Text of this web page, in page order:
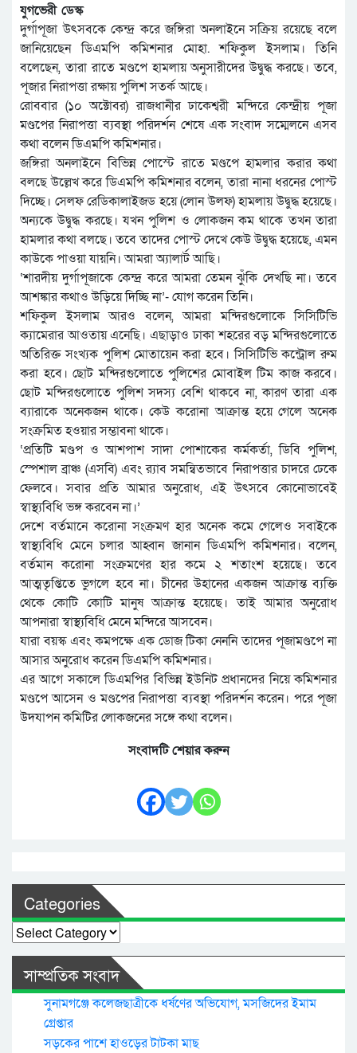
যুগভেরী ডেস্ক
দুর্গাপূজা উৎসবকে কেন্দ্র করে জঙ্গিরা অনলাইনে সক্রিয় রয়েছে বলে
জানিয়েছেন ডিএমপি কমিশনার মোহা. শফিকুল ইসলাম। তিনি
বলেছেন, তারা রাতে মণ্ডপে হামলায় অনুসারীদের উদ্বুদ্ধ করছে। তবে,
পূজার নিরাপত্তা রক্ষায় পুলিশ সতর্ক আছে।
রোববার (১০ অক্টোবর) রাজধানীর ঢাকেশ্বরী মন্দিরে কেন্দ্রীয় পূজা
মণ্ডপের নিরাপত্তা ব্যবস্থা পরিদর্শন শেষে এক সংবাদ সম্মেলনে এসব
কথা বলেন ডিএমপি কমিশনার।
জঙ্গিরা অনলাইনে বিভিন্ন পোস্টে রাতে মণ্ডপে হামলার করার কথা
বলছে উল্লেখ করে ডিএমপি কমিশনার বলেন, তারা নানা ধরনের পোস্ট
দিচ্ছে। সেলফ রেডিকালাইজড হয়ে (লোন উলফ) হামলায় উদ্বুদ্ধ হয়েছে।
অন্যকে উদ্বুদ্ধ করছে। যখন পুলিশ ও লোকজন কম থাকে তখন তারা
হামলার কথা বলছে। তবে তাদের পোস্ট দেখে কেউ উদ্বুদ্ধ হয়েছে, এমন
কাউকে পাওয়া যায়নি। আমরা অ্যালার্ট আছি।
‘শারদীয় দুর্গাপূজাকে কেন্দ্র করে আমরা তেমন ঝুঁকি দেখছি না। তবে
আশঙ্কার কথাও উড়িয়ে দিচ্ছি না’- যোগ করেন তিনি।
শফিকুল ইসলাম আরও বলেন, আমরা মন্দিরগুলোকে সিসিটিভি
ক্যামেরার আওতায় এনেছি। এছাড়াও ঢাকা শহরের বড় মন্দিরগুলোতে
অতিরিক্ত সংখ্যক পুলিশ মোতায়েন করা হবে। সিসিটিভি কন্ট্রোল রুম
করা হবে। ছোট মন্দিরগুলোতে পুলিশের মোবাইল টিম কাজ করবে।
ছোট মন্দিরগুলোতে পুলিশ সদস্য বেশি থাকবে না, কারণ তারা এক
ব্যারাকে অনেকজন থাকে। কেউ করোনা আক্রান্ত হয়ে গেলে অনেক
সংক্রমিত হওয়ার সম্ভাবনা থাকে।
‘প্রতিটি মণ্ডপ ও আশপাশ সাদা পোশাকের কর্মকর্তা, ডিবি পুলিশ,
স্পেশাল ব্রাঞ্চ (এসবি) এবং র‍্যাব সমন্বিতভাবে নিরাপত্তার চাদরে ঢেকে
ফেলবে। সবার প্রতি আমার অনুরোধ, এই উৎসবে কোনোভাবেই
স্বাস্থ্যবিধি ভঙ্গ করবেন না।’
দেশে বর্তমানে করোনা সংক্রমণ হার অনেক কমে গেলেও সবাইকে
স্বাস্থ্যবিধি মেনে চলার আহ্বান জানান ডিএমপি কমিশনার। বলেন,
বর্তমান করোনা সংক্রমণের হার কমে ২ শতাংশ হয়েছে। তবে
আত্মতৃপ্তিতে ভুগলে হবে না। চীনের উহানের একজন আক্রান্ত ব্যক্তি
থেকে কোটি কোটি মানুষ আক্রান্ত হয়েছে। তাই আমার অনুরোধ
আপনারা স্বাস্থ্যবিধি মেনে মন্দিরে আসবেন।
যারা বয়স্ক এবং কমপক্ষে এক ডোজ টিকা নেননি তাদের পূজামণ্ডপে না
আসার অনুরোধ করেন ডিএমপি কমিশনার।
এর আগে সকালে ডিএমপির বিভিন্ন ইউনিট প্রধানদের নিয়ে কমিশনার
মণ্ডপে আসেন ও মণ্ডপের নিরাপত্তা ব্যবস্থা পরিদর্শন করেন। পরে পূজা
উদযাপন কমিটির লোকজনের সঙ্গে কথা বলেন।
সংবাদটি শেয়ার করুন
Categories
Categories
সাম্প্রতিক সংবাদ
সুনামগঞ্জে কলেজছাত্রীকে ধর্ষণের অভিযোগ, মসজিদের ইমাম
গ্রেপ্তার
সড়কের পাশে হাওড়ের টাটকা মাছ